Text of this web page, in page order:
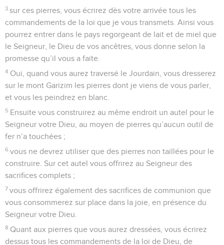
3 sur ces pierres, vous écrirez dès votre arrivée tous les
commandements de la loi que je vous transmets. Ainsi vous
pourrez entrer dans le pays regorgeant de lait et de miel que
le Seigneur, le Dieu de vos ancêtres, vous donne selon la
promesse qu’il vous a faite.
4 Oui, quand vous aurez traversé le Jourdain, vous dresserez
sur le mont Garizim les pierres dont je viens de vous parler,
et vous les peindrez en blanc.
5 Ensuite vous construirez au même endroit un autel pour le
Seigneur votre Dieu, au moyen de pierres qu’aucun outil de
fer n’a touchées ;
6 vous ne devrez utiliser que des pierres non taillées pour le
construire. Sur cet autel vous offrirez au Seigneur des
sacrifices complets ;
7 vous offrirez également des sacrifices de communion que
vous consommerez sur place dans la joie, en présence du
Seigneur votre Dieu.
8 Quant aux pierres que vous aurez dressées, vous écrirez
dessus tous les commandements de la loi de Dieu, de